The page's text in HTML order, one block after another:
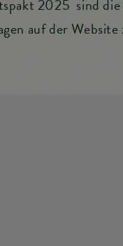
2025 sind
auf der